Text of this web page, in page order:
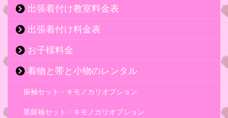
出張着付け教室料金表
出張着付け料金表
お子様料金
着物と帯と小物のレンタル
振袖セット・キモノカリオプション
黒留袖セット・キモノカリオプション